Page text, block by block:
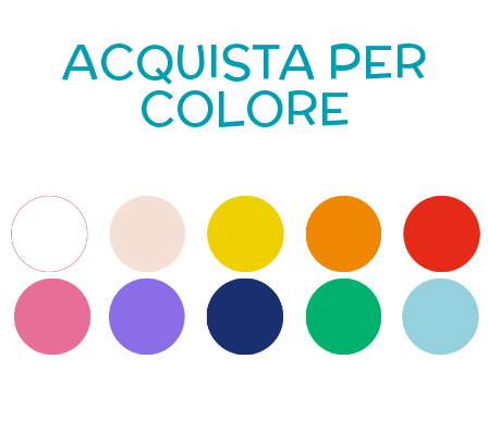
ACQUISTA PER
COLORE